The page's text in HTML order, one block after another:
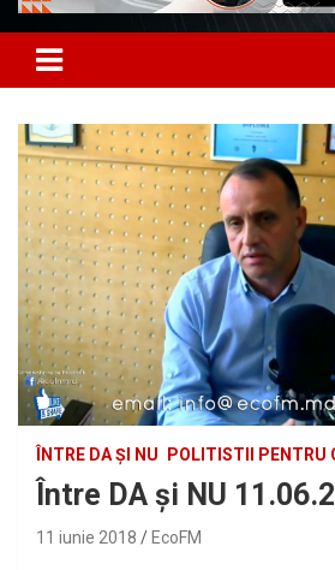
ÎNTRE DA ȘI NU POLITISTII PENTRU
Între DA și NU
11 iunie 2018 EcoFM